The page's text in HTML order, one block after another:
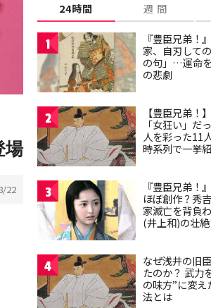
場
22
24時間 週 間
1
『豊臣兄弟！
家、自刃して
の句」…運命
の悲劇
2
【豊臣兄弟！
「女狂い」だ
人を彩った11
時系列で一挙
3
『豊臣兄弟！
ほぼ創作？秀
家滅亡を背負
(井上和)の壮
4
なぜ浅井の旧
たのか？ 武力
の味方”に変
法とは